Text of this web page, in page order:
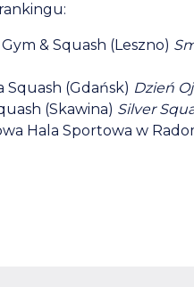
& Squash (Leszno)
Squash (Gdańsk) Dzień
(Skawina) Silver
Hala Sportowa w